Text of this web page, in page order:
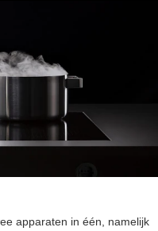
apparaten in één, namelijk